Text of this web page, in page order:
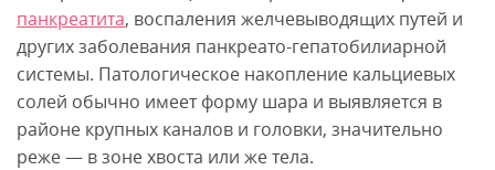
панкреатита, воспаления желчевыводящих путей и
других заболевания панкреато-гепатобилиарной
системы. Патологическое накопление кальциевых
солей обычно имеет форму шара и выявляется в
районе крупных каналов и головки, значительно
реже — в зоне хвоста или же тела.